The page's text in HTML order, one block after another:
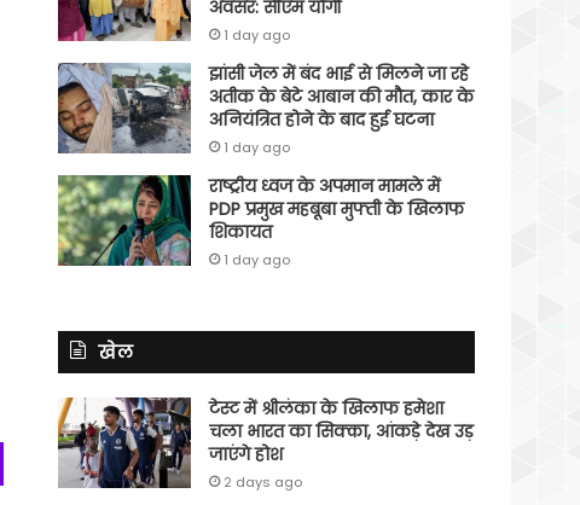
अवसर: सीएम योगी
1 day ago
झांसी जेल में बंद भाई से मिलने जा रहे
अतीक के बेटे आबान की मौत, कार के
अनियंत्रित होने के बाद हुई घटना
1 day ago
राष्ट्रीय ध्वज के अपमान मामले में
PDP प्रमुख महबूबा मुफ्ती के खिलाफ
शिकायत
1 day ago
खेल
टेस्ट में श्रीलंका के खिलाफ हमेशा
चला भारत का सिक्का, आंकड़े देख उड़
जाएंगे होश
2 days ago